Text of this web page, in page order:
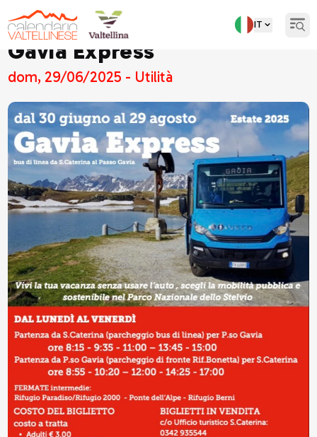
IT
Gavia Express
dom, 29/06/2025 - Utilità